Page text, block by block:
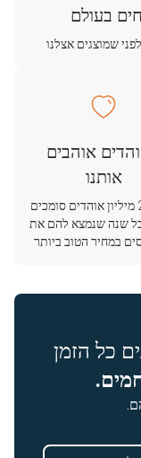
בעולם
שמוצגים אצלנו
אוהבים
אותנו
מעל 2.5 מיליון אוהדים סומכים
שנה שנמצא להם את
במחיר הטוב ביותר
כל הזמן